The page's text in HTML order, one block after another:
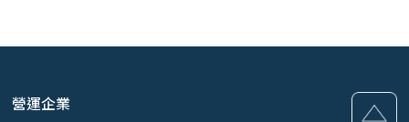
營運企業